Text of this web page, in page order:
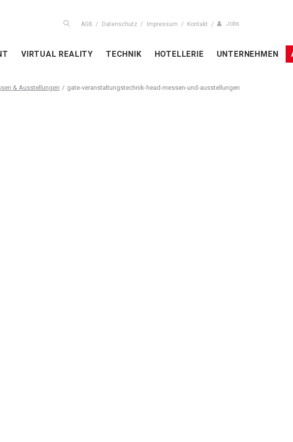
AGB Datenschutz Impressum Kontakt Jobs
VIRTUAL REALITY TECHNIK HOTELLERIE UNTERNEHMEN
& Ausstellungen gate-veranstaltungstechnik-head-messen-und-ausstellungen